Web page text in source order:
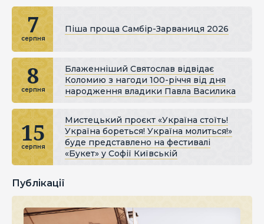
7
серпня
Піша проща Самбір-Зарваниця 2026
8
серпня
Блаженніший Святослав відвідає
Коломию з нагоди 100-річчя від дня
народження владики Павла Василика
15
серпня
Мистецький проєкт «Україна стоїть!
Україна бореться! Україна молиться!»
буде представлено на фестивалі
«Букет» у Софії Київській
Публікації